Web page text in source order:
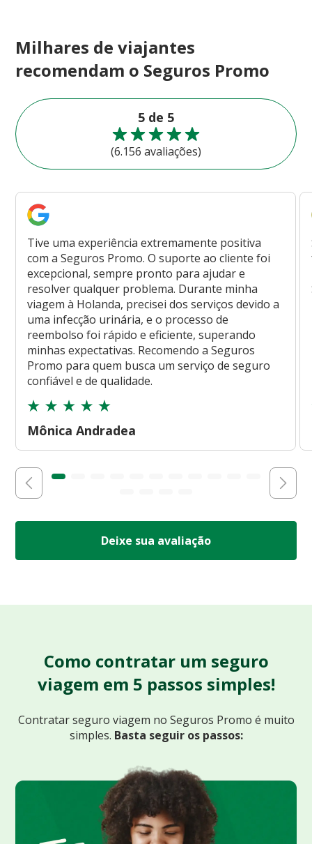
Milhares de viajantes
recomendam o Seguros Promo
5 de 5
(6.156 avaliações)
Tive uma experiência extremamente positiva
com a Seguros Promo. O suporte ao cliente foi
excepcional, sempre pronto para ajudar e
resolver qualquer problema. Durante minha
viagem à Holanda, precisei dos serviços devido a
uma infecção urinária, e o processo de
reembolso foi rápido e eficiente, superando
minhas expectativas. Recomendo a Seguros
Promo para quem busca um serviço de seguro
confiável e de qualidade.
Mônica Andradea
Deixe sua avaliação
Como contratar um seguro
viagem em 5 passos simples!
Contratar seguro viagem no Seguros Promo é muito
simples. Basta seguir os passos: